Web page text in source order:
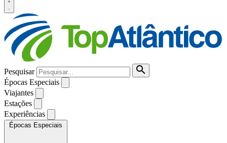
Pesquisar
Épocas Especiais
Viajantes
Estações
Experiências
Épocas Especiais